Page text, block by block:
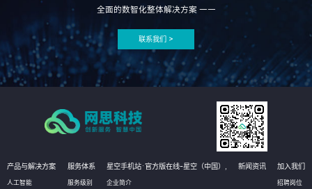
全面的数智化整体解决方案 ——
联系我们 >
产品与解决方案
人工智能
服务体系
服务级别
星空手机站·官方版在线-星空（中国）,
企业简介
新闻资讯 加入我们
招聘岗位